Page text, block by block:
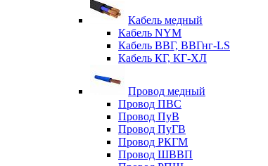
Кабель медный
Кабель NYM
Кабель ВВГ, ВВГнг-LS
Кабель КГ, КГ-ХЛ
Провод медный
Провод ПВС
Провод ПуВ
Провод ПуГВ
Провод РКГМ
Провод ШВВП